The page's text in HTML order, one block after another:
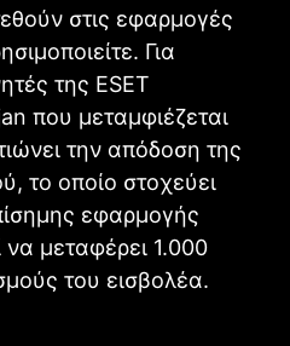
στις εφαρμογές
Για
της ESET
που μεταμφιέζεται
την απόδοση της
το οποίο στοχεύει
εφαρμογής
να μεταφέρει 1.000
του εισβολέα.